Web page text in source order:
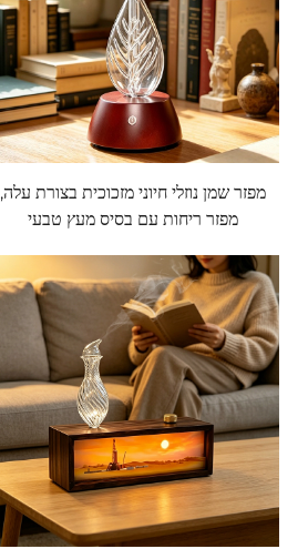
מפזר שמן נוזלי חיוני מזכוכית בצורת עלה,
מפזר ריחות עם בסיס מעץ טבעי